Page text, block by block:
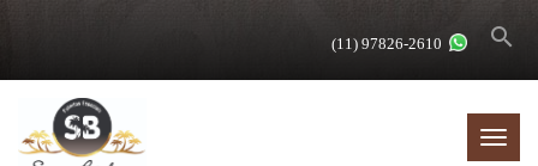
search
(11) 97826-2610
Menu